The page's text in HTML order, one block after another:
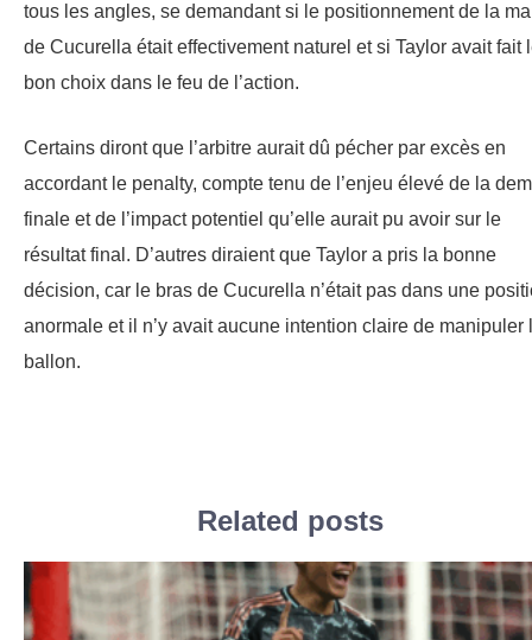
tous les angles, se demandant si le positionnement de la
de Cucurella était effectivement naturel et si Taylor avait fait
bon choix dans le feu de l’action.
Certains diront que l’arbitre aurait dû pécher par excès en
accordant le penalty, compte tenu de l’enjeu élevé de la
finale et de l’impact potentiel qu’elle aurait pu avoir sur le
résultat final. D’autres diraient que Taylor a pris la bonne
décision, car le bras de Cucurella n’était pas dans une
anormale et il n’y avait aucune intention claire de manipuler
ballon.
Related posts